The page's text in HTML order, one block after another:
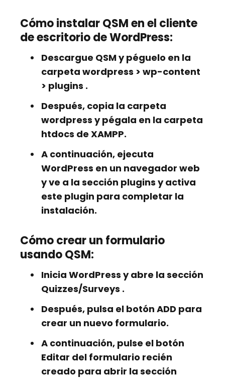
Cómo instalar QSM en el cliente
de escritorio de WordPress:
Descargue QSM y péguelo en la
carpeta wordpress > wp-content
> plugins .
Después, copia la carpeta
wordpress y pégala en la carpeta
htdocs de XAMPP.
A continuación, ejecuta
WordPress en un navegador web
y ve a la sección plugins y activa
este plugin para completar la
instalación.
Cómo crear un formulario
usando QSM:
Inicia WordPress y abre la sección
Quizzes/Surveys .
Después, pulsa el botón ADD para
crear un nuevo formulario.
A continuación, pulse el botón
Editar del formulario recién
creado para abrir la sección